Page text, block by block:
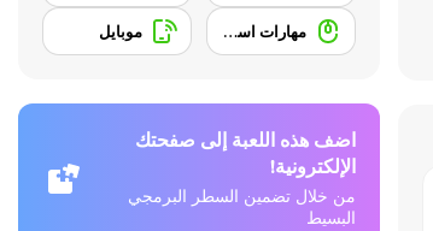
مهارات استخدام الفأرة موبايل
اضف هذه اللعبة إلى صفحتك
الإلكترونية!
من خلال تضمين السطر البرمجي
البسيط